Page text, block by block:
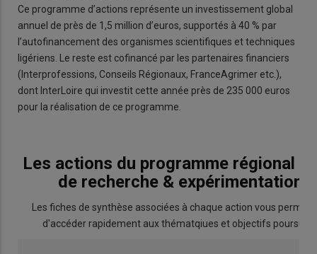
Ce programme d’actions représente un investissement global
annuel de près de 1,5 million d’euros, supportés à 40 % par
l’autofinancement des organismes scientifiques et techniques
ligériens. Le reste est cofinancé par les partenaires financiers
(Interprofessions, Conseils Régionaux, FranceAgrimer etc.),
dont InterLoire qui investit cette année près de 235 000 euros
pour la réalisation de ce programme.
Les actions du programme régional
de recherche & expérimentation
Les fiches de synthèse associées à chaque action vous
d'accéder rapidement aux thématqiues et objectifs